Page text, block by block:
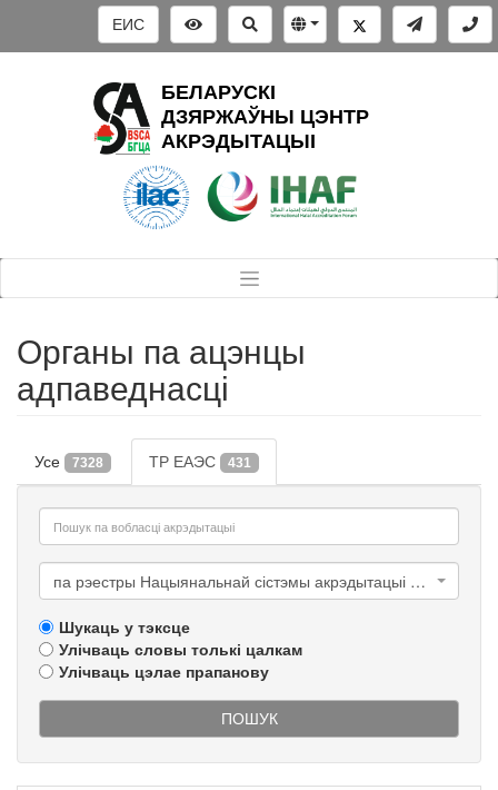
ЕИС
БЕЛАРУСКІ
ДЗЯРЖАЎНЫ ЦЭНТР
АКРЭДЫТАЦЫІ
Органы па ацэнцы
адпаведнасці
Усе 7328 ТР ЕАЭС 431
па рэестры Нацыянальнай сістэмы акрэдытацыі Рэспублікі Беларусь
Шукаць у тэксце
Улічваць словы толькі цалкам
Улічваць цэлае прапанову
ПОШУК